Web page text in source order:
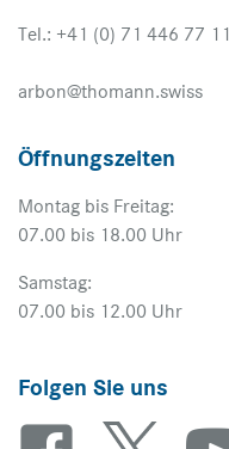
Tel.: +41 (0) 71 446 77 11
arbon@thomann.swiss
Öffnungszeiten
Montag bis Freitag:
07.00 bis 18.00 Uhr
Samstag:
07.00 bis 12.00 Uhr
Folgen Sie uns